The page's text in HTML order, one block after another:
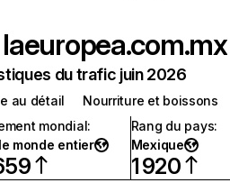
laeuropea.com.mx
du trafic juin 2026
au détail
Nourriture et boissons
mondial:
monde entier
Rang du pays:
Mexique
1 920